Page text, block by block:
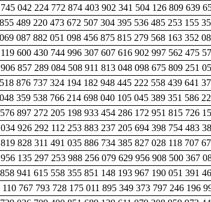
042 224 772 874 403 902 341 504 126 809 639
489 220 473 672 507 304 395 536 485 253 155
087 882 051 098 456 875 815 279 568 163 352
600 430 744 996 307 607 616 902 997 562 475
857 289 084 508 911 813 048 098 675 809 251
876 737 324 194 182 948 445 222 558 439 641
359 538 766 214 698 040 105 045 389 351 586
897 272 205 198 933 454 286 172 951 815 726
926 292 112 253 883 237 205 694 398 754 483
828 311 491 035 886 734 385 827 028 118 707
135 297 253 988 256 079 629 956 908 500 367
941 615 558 355 851 148 193 967 190 051 391
767 793 728 175 011 895 349 373 797 246